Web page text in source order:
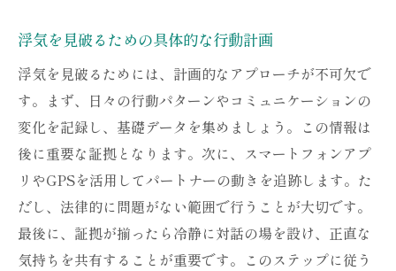
浮気を見破るための具体的な行動計画
浮気を見破るためには、計画的なアプローチが不可欠で
す。まず、日々の行動パターンやコミュニケーションの
変化を記録し、基礎データを集めましょう。この情報は
後に重要な証拠となります。次に、スマートフォンアプ
リやGPSを活用してパートナーの動きを追跡します。た
だし、法律的に問題がない範囲で行うことが大切です。
最後に、証拠が揃ったら冷静に対話の場を設け、正直な
気持ちを共有することが重要です。このステップに従う